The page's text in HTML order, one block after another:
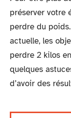
préserver votre
perdre du
actuelle, les
perdre 2 kilos
quelques
d’avoir des